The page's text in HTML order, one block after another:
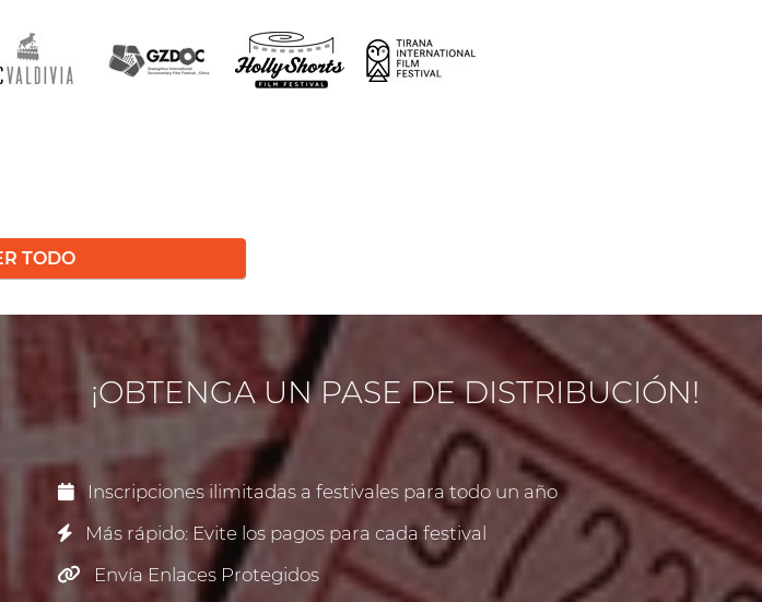
TODO
¡OBTENGA UN PASE DE DISTRIBUCIÓN!
Inscripciones ilimitadas a festivales para todo un año
Más rápido: Evite los pagos para cada festival
Envía Enlaces Protegidos